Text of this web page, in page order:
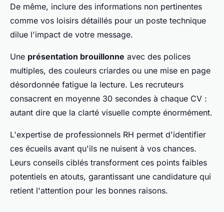
De même, inclure des informations non pertinentes
comme vos loisirs détaillés pour un poste technique
dilue l'impact de votre message.
Une présentation brouillonne avec des polices
multiples, des couleurs criardes ou une mise en page
désordonnée fatigue la lecture. Les recruteurs
consacrent en moyenne 30 secondes à chaque CV :
autant dire que la clarté visuelle compte énormément.
L'expertise de professionnels RH permet d'identifier
ces écueils avant qu'ils ne nuisent à vos chances.
Leurs conseils ciblés transforment ces points faibles
potentiels en atouts, garantissant une candidature qui
retient l'attention pour les bonnes raisons.